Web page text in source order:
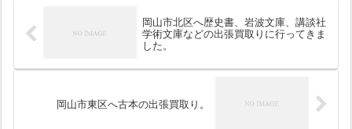
岡山市北区へ歴史書、岩波文庫、講談社
学術文庫などの出張買取りに行ってきま
した。
岡山市東区へ古本の出張買取り。